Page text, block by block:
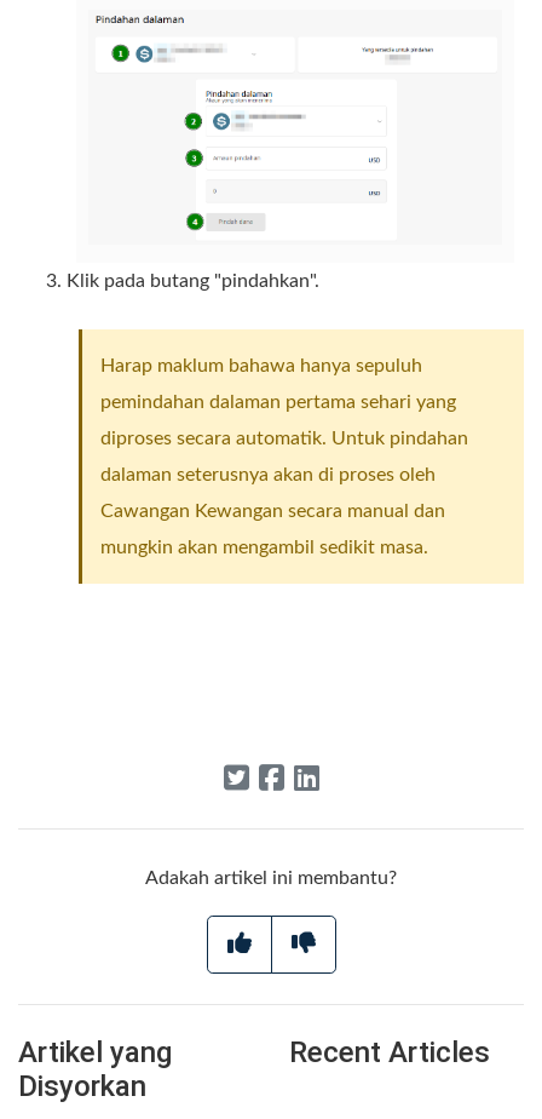
Klik pada butang "pindahkan".
Harap maklum bahawa hanya sepuluh
pemindahan dalaman pertama sehari yang
diproses secara automatik. Untuk pindahan
dalaman seterusnya akan di proses oleh
Cawangan Kewangan secara manual dan
mungkin akan mengambil sedikit masa.
Adakah artikel ini membantu?
Artikel yang
Disyorkan
Recent Articles